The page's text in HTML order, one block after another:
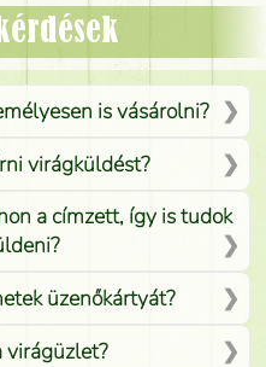
Mónika
is vásárolni?
virágküldést?
a címzett, így is tudok
üzenőkártyát?
virágüzlet?